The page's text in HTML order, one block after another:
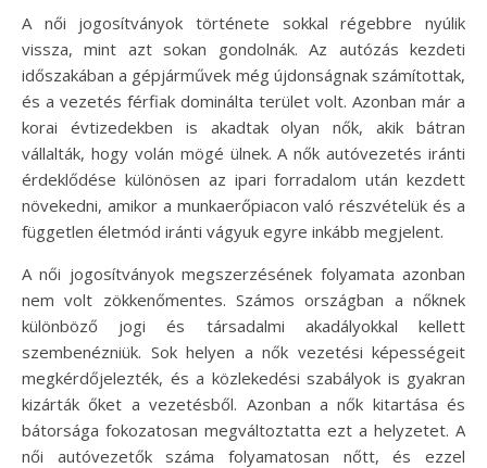
A női jogosítványok története sokkal régebbre nyúlik
vissza, mint azt sokan gondolnák. Az autózás kezdeti
időszakában a gépjárművek még újdonságnak számítottak,
és a vezetés férfiak dominálta terület volt. Azonban már a
korai évtizedekben is akadtak olyan nők, akik bátran
vállalták, hogy volán mögé ülnek. A nők autóvezetés iránti
érdeklődése különösen az ipari forradalom után kezdett
növekedni, amikor a munkaerőpiacon való részvételük és a
független életmód iránti vágyuk egyre inkább megjelent.
A női jogosítványok megszerzésének folyamata azonban
nem volt zökkenőmentes. Számos országban a nőknek
különböző jogi és társadalmi akadályokkal kellett
szembenézniük. Sok helyen a nők vezetési képességeit
megkérdőjelezték, és a közlekedési szabályok is gyakran
kizárták őket a vezetésből. Azonban a nők kitartása és
bátorsága fokozatosan megváltoztatta ezt a helyzetet. A
női autóvezetők száma folyamatosan nőtt, és ezzel